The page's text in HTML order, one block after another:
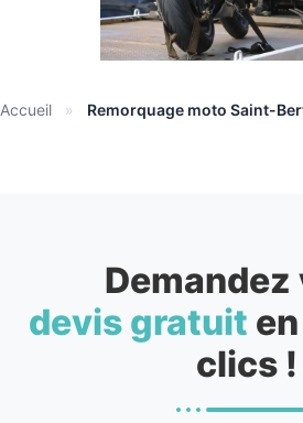
Accueil » Remorquage moto Saint-
Demandez
devis gratuit
clics !